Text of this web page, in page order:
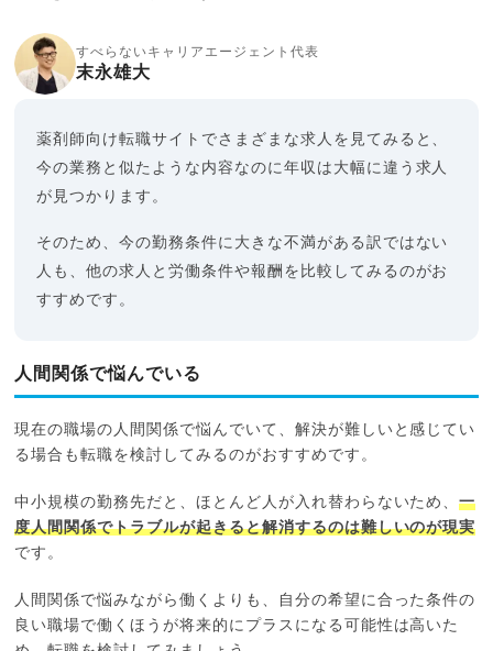
すべらないキャリアエージェント代表
末永雄大
薬剤師向け転職サイトでさまざまな求人を見てみると、
今の業務と似たような内容なのに年収は大幅に違う求人
が見つかります。
そのため、今の勤務条件に大きな不満がある訳ではない
人も、他の求人と労働条件や報酬を比較してみるのがお
すすめです。
人間関係で悩んでいる
現在の職場の人間関係で悩んでいて、解決が難しいと感じてい
る場合も転職を検討してみるのがおすすめです。
中小規模の勤務先だと、ほとんど人が入れ替わらないため、一
度人間関係でトラブルが起きると解消するのは難しいのが現実
です。
人間関係で悩みながら働くよりも、自分の希望に合った条件の
良い職場で働くほうが将来的にプラスになる可能性は高いた